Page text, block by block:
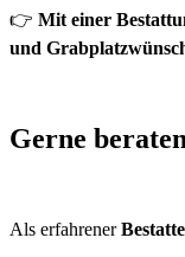
👉 Mit einer
und
Gerne
Als erfahrener